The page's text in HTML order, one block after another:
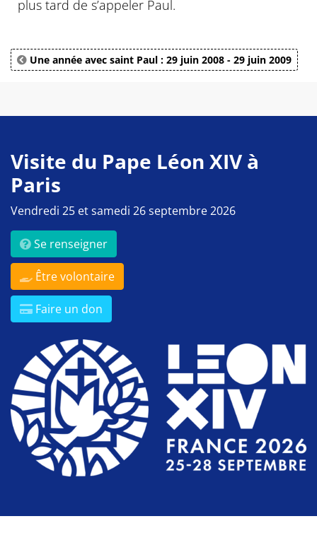
plus tard de s’appeler Paul.
Une année avec saint Paul : 29 juin 2008 - 29 juin 2009
Visite du Pape Léon XIV à
Paris
Vendredi 25 et samedi 26 septembre 2026
Se renseigner
Être volontaire
Faire un don